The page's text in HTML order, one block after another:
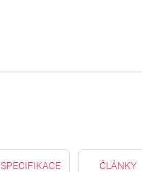
SPECIFIKACE ČLÁNKY